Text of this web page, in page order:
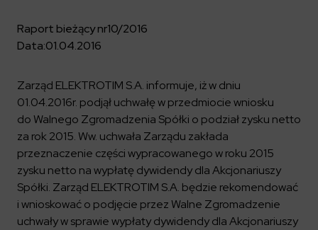
Historia
Grupa kapitałowa
Dokumenty firmowe
Certyfikaty
Compliance
Elektroenergetyka
Przemysł
Infrastruktura użyteczności publicznej
Zasilanie i systemy trakcyjne
Platforma Zarządzania Bezpieczeństwem
Aquila
Magazyny energii
Relacje inwestorskie
Raporty
Kalendarium
Ład korporacyjny
Materiały dla inwestorów
ELEKTROTIM na GPW
Kontakt dla inwestorów
Dowiedz się więcej
Poznaj nas bliżej
Oferty pracy
Poradnik rekrutacyjny
Dlaczego warto?
Staże i praktyki
Kontrahenci
Poznaj możliwości współpracy z nami
Program Partnerski
Formularz dla dostawców
Fakturowanie w KSeF
ESG
Dowiedz się więcej
Środowisko
Strefa wiedzy
Raport bieżący nr10/2016
Data:01.04.2016
Zarząd ELEKTROTIM S.A. informuje, iż w dniu
01.04.2016r. podjął uchwałę w przedmiocie wniosku
do Walnego Zgromadzenia Spółki o podział zysku netto
za rok 2015. Ww. uchwała Zarządu zakłada
przeznaczenie części wypracowanego w roku 2015
zysku netto na wypłatę dywidendy dla Akcjonariuszy
Spółki. Zarząd ELEKTROTIM S.A. będzie rekomendować
i wnioskować o podjęcie przez Walne Zgromadzenie
uchwały w sprawie wypłaty dywidendy dla Akcjonariuszy